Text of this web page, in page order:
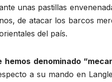
unas pastillas
de atacar los barcos
del país.
denominado
a su mando en